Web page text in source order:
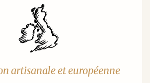
artisanale et européenne